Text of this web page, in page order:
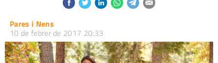
Pares i Nens
10 de febrer de 2017 20:33